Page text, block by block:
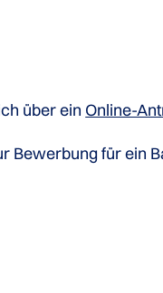
über ein Online-
Bewerbung für ein